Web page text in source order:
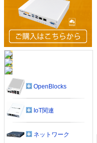
OpenBlocks
IoT関連
ネットワーク